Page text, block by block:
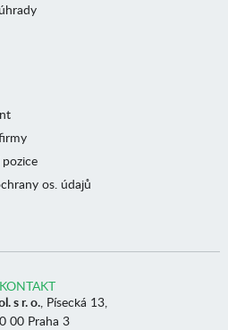
os. údajů
KONTAKT
s r. o., Písecká 13,
00 Praha 3